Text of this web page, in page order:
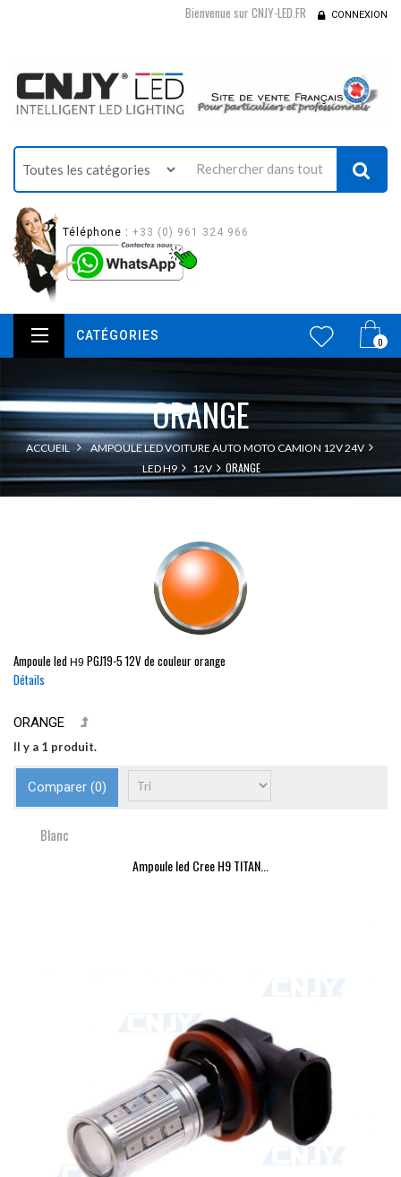
Bienvenue sur CNJY-LED.FR CONNEXION
Téléphone : +33 (0) 961 324 966
0
CATÉGORIES
ORANGE
ACCUEIL
AMPOULE LED VOITURE AUTO MOTO CAMION 12V 24V
LED H9
12V ORANGE
Ampoule led H9 PGJ19-5 12V de couleur orange
Détails
ORANGE
Il y a 1 produit.
Comparer (0)
Blanc
Ampoule led Cree H9 TITAN...